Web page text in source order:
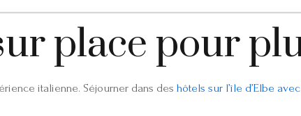
place pour
italienne. Séjourner dans des hôtels sur l’île d’Elbe